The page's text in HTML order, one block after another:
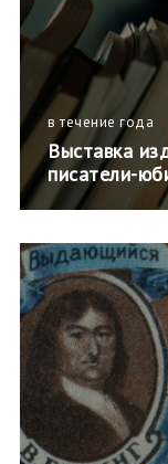
в течение года
Выставка
писатели-